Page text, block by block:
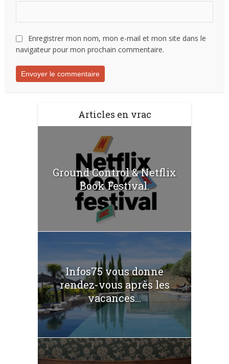
Enregistrer mon nom, mon e-mail et mon site dans le
navigateur pour mon prochain commentaire.
Articles en vrac
Ground Control & Netflix
Book Festival.
Infos75 vous donne
rendez-vous après les
vacances...